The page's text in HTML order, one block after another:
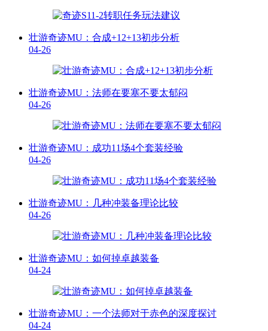
壮游奇迹MU：合成+12+13初步分析
04-26
壮游奇迹MU：法师在要塞不要太郁闷
04-26
壮游奇迹MU：成功11场4个套装经验
04-26
壮游奇迹MU：几种冲装备理论比较
04-26
壮游奇迹MU：如何掉卓越装备
04-24
壮游奇迹MU：一个法师对于赤色的深度探讨
04-24